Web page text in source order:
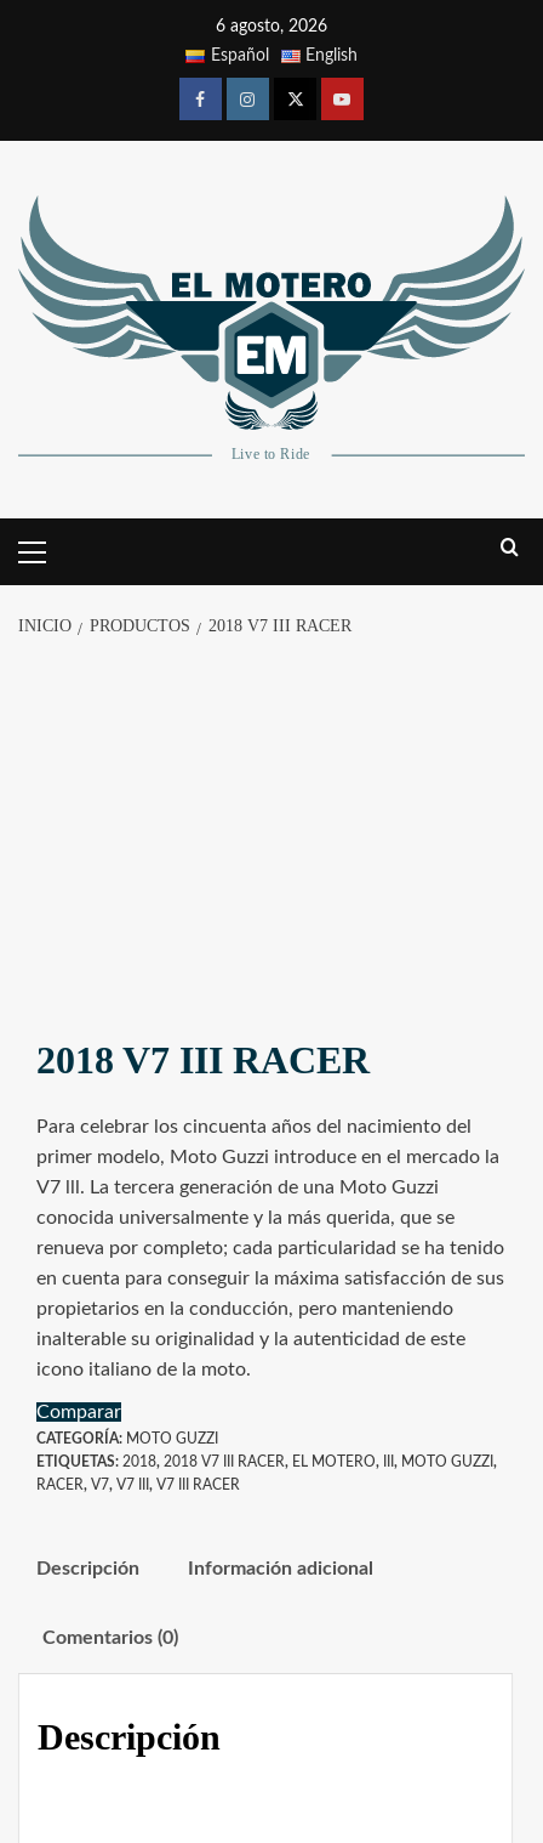
6 agosto, 2026
Español
English
INICIO PRODUCTOS 2018 V7 III RACER
2018 V7 III RACER
Para celebrar los cincuenta años del nacimiento del
primer modelo, Moto Guzzi introduce en el mercado la
V7 lll. La tercera generación de una Moto Guzzi
conocida universalmente y la más querida, que se
renueva por completo; cada particularidad se ha tenido
en cuenta para conseguir la máxima satisfacción de sus
propietarios en la conducción, pero manteniendo
inalterable su originalidad y la autenticidad de este
icono italiano de la moto.
Comparar
CATEGORÍA: MOTO GUZZI
ETIQUETAS: 2018, 2018 V7 III RACER, EL MOTERO, , MOTO GUZZI ,
RACER, V7, V7 III , V7 III RACER
Descripción Información adicional
Comentarios (0)
Descripción